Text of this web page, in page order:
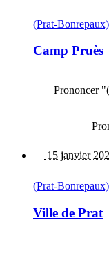
(Prat-Bonrepaux)
Camp Pruès
Prononcer
15 janvier
(Prat-Bonrepaux)
Ville de Prat